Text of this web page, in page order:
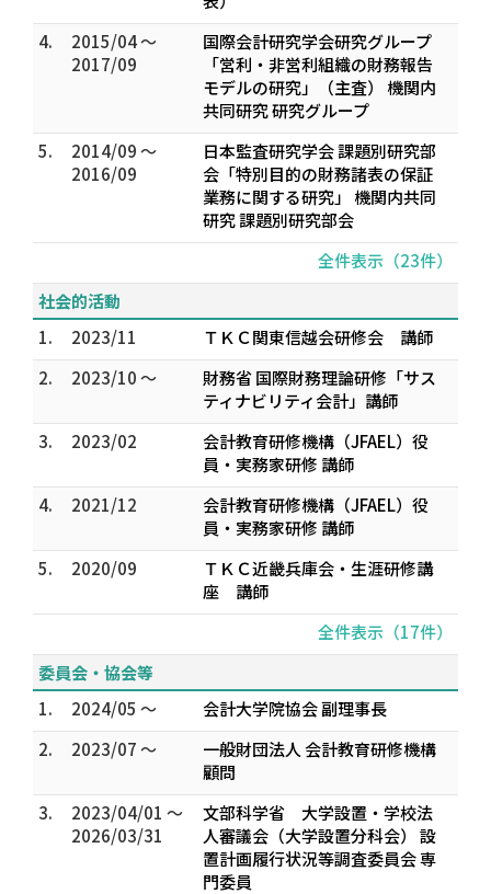
4.
2015/04 ～
2017/09
国際会計研究学会研究グループ
「営利・非営利組織の財務報告
モデルの研究」（主査） 機関内
共同研究 研究グループ
5.
2014/09 ～
2016/09
日本監査研究学会 課題別研究部
会「特別目的の財務諸表の保証
業務に関する研究」 機関内共同
研究 課題別研究部会
全件表示（23件）
社会的活動
1.
2023/11
ＴＫＣ関東信越会研修会 講師
2.
2023/10 ～
財務省 国際財務理論研修「サス
ティナビリティ会計」講師
3.
2023/02
会計教育研修機構（JFAEL）役
員・実務家研修 講師
4.
2021/12
会計教育研修機構（JFAEL）役
員・実務家研修 講師
5.
2020/09
ＴＫＣ近畿兵庫会・生涯研修講
座 講師
全件表示（17件）
委員会・協会等
1.
2024/05 ～
会計大学院協会 副理事長
2.
2023/07 ～
一般財団法人 会計教育研修機構
顧問
3.
2023/04/01 ～
2026/03/31
文部科学省 大学設置・学校法
人審議会（大学設置分科会） 設
置計画履行状況等調査委員会 専
門委員